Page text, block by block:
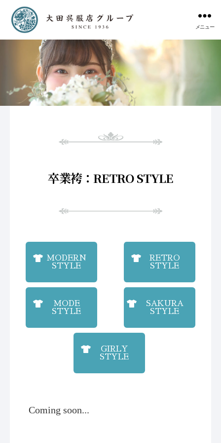
メニュー
卒業袴：RETRO STYLE
MODERN
STYLE
RETRO
STYLE
MODE
STYLE
SAKURA
STYLE
GIRLY
STYLE